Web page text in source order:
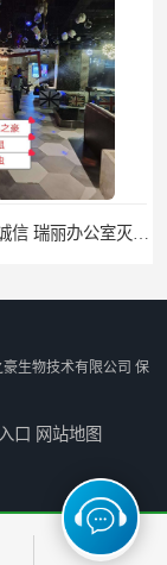
诚信经营 小区灭臭虫供货商 除臭虫
生物技术有限公司 保
口 网站地图